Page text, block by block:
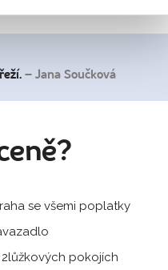
– Jana Součková
se všemi poplatky
pokojích